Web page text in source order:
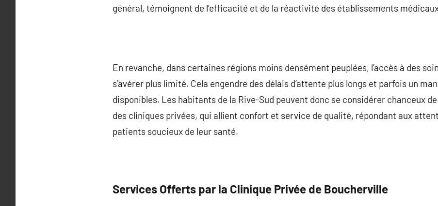
général, témoignent de l’efficacité et de la réactivité des établissements
En revanche, dans certaines régions moins densément peuplées, l’accès à des
s’avérer plus limité. Cela engendre des délais d’attente plus longs et parfois un
disponibles. Les habitants de la Rive-Sud peuvent donc se considérer chanceux
des cliniques privées, qui allient confort et service de qualité, répondant aux
patients soucieux de leur santé.
Services Offerts par la Clinique Privée de Boucherville